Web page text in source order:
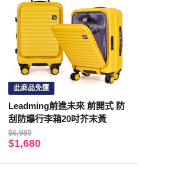
此商品免運
Leadming前進未來 前開式 防
刮防爆行李箱20吋芥末黃
$6,980
$1,680